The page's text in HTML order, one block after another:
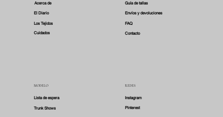
Acerca de
El Diario
Los Tejidos
Cuidados
Guía de tallas
Envíos y devoluciones
FAQ
Contacto
MODELO
Lista de espera
Trunk Shows
REDES
Instagram
Pinterest